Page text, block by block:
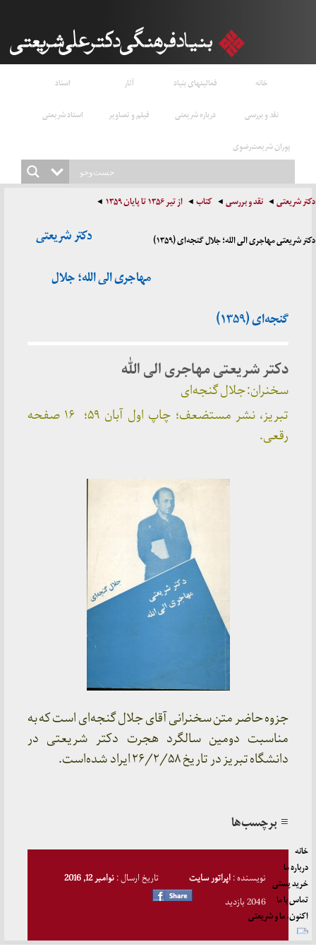
خانه فعالیتهای بنیاد آثار
اسناد
نقد و بررسی
درباره شریعتی فیلم و تصاویر
استاد شریعتی
پوران شریعت‌رضوی
دکتر شریعتی نقد و بررسی کتاب از تیر ۱۳۵۶ تا پایان ۱۳۵۹
دکتر شریعتی مهاجری الی الله؛ جلال گنجه‌ای (۱۳۵۹)
دکتر شریعتی
مهاجری الی الله؛ جلال
گنجه‌ای (۱۳۵۹)
دکتر شریعتی مهاجری الی الله
سخنران: جلال گنجه‌ای
تبریز، نشر مستضعف؛ چاپ اول آبان ۵۹؛ ۱۶ صفحه
رقعی.
جزوه حاضر متن سخنرانی آقای جلال گنجه‌ای است که به
مناسبت دومین سالگرد هجرت دکتر شریعتی در
دانشگاه تبریز در تاریخ ۲۶/۲/۵۸ ایراد شده‌است.
≡ برچسب‌ها
نویسنده :اپراتور سایت تاریخ ارسال :نوامبر 12, 2016
2046 بازدید
خانه
درباره ما
خرید پستی
تماس با ما
اکنون، ما و شریعتی